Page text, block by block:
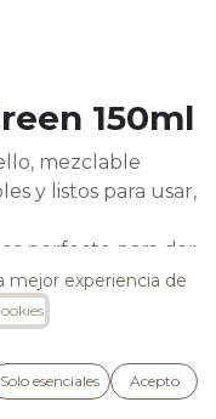
150ml
mezclable
y listos para usar,
perfecto para dar
colorado o
mejor experiencia de
Solo esenciales Acepto